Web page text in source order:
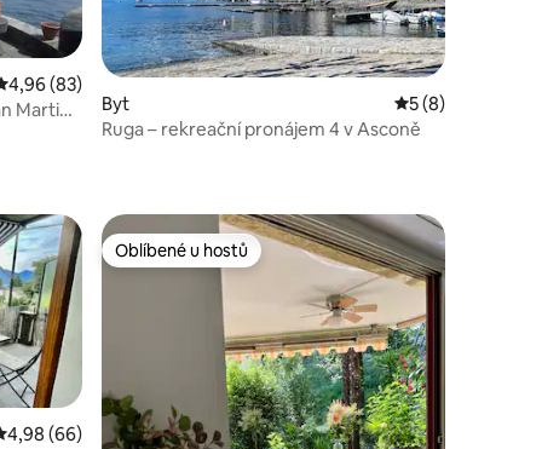
hodnocení 4,96 z 5, 83 hodnocení
4,96 (83)
Martino
Byt Průměrné
5 (8)
Ruga – rekreační pronájem 4 v Asconě
hodnocení 4,98 z 5, 66 hodnocení
4,98 (66)
Oblíbené u hostů
Oblíbené u hostů